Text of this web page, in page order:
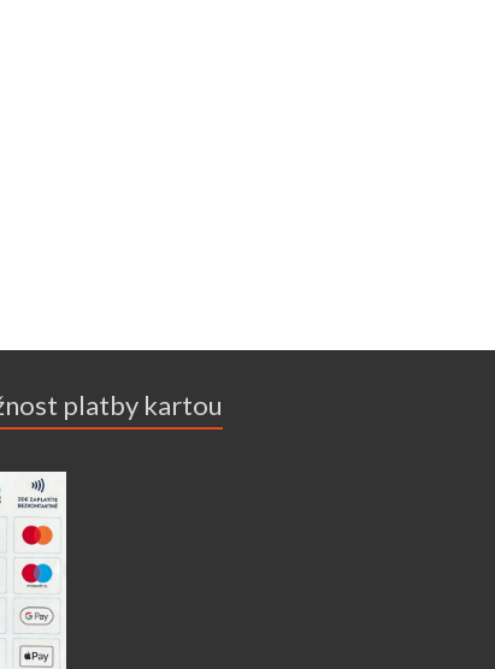
platby kartou